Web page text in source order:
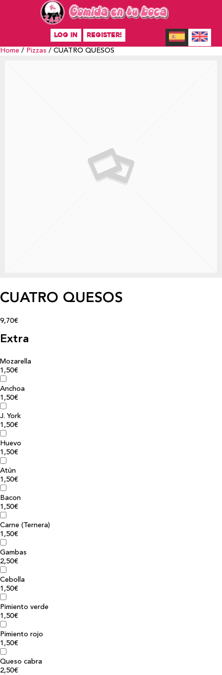
LOG IN REGISTER!
Home / Pizzas / CUATRO QUESOS
CUATRO QUESOS
9,70€
Extra
Mozarella
1,50€
Anchoa
1,50€
J. York
1,50€
Huevo
1,50€
Atún
1,50€
Bacon
1,50€
Carne (Ternera)
1,50€
Gambas
2,50€
Cebolla
1,50€
Pimiento verde
1,50€
Pimiento rojo
1,50€
Queso cabra
2,50€